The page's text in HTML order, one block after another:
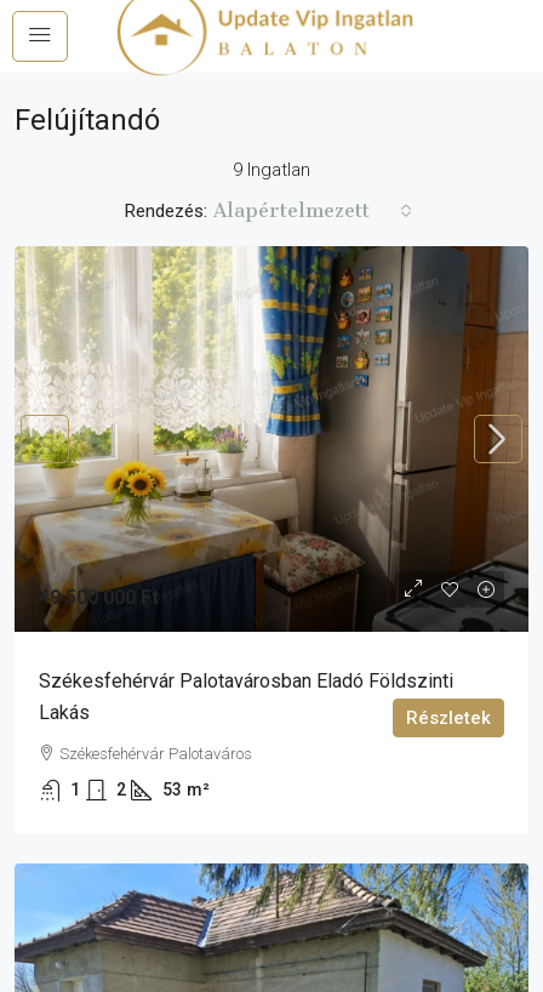
Felújítandó
9 Ingatlan
Rendezés: Alapértelmezett
49 500 000 Ft
Székesfehérvár Palotavárosban Eladó Földszinti
Lakás
Székesfehérvár Palotaváros
1 2 53 m²
Részletek